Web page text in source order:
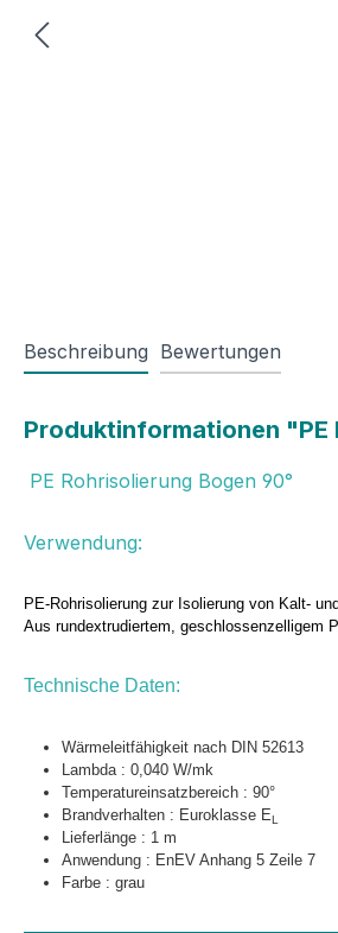
Beschreibung Bewertungen
Produktinformationen "PE
PE Rohrisolierung Bogen 90°
Verwendung:
PE-Rohrisolierung zur Isolierung von Kalt-
Aus rundextrudiertem, geschlossenzelligem
Technische Daten:
Wärmeleitfähigkeit nach DIN 52613
Lambda : 0,040 W/mk
Temperatureinsatzbereich : 90°
Brandverhalten : Euroklasse EL
Lieferlänge : 1 m
Anwendung : EnEV Anhang 5 Zeile 7
Farbe : grau